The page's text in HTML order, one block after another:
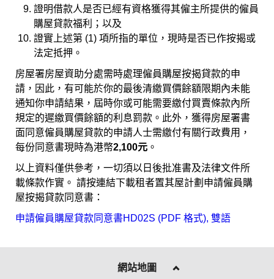
證明借款人是否已經有資格獲得其僱主所提供的僱員
購屋貸款福利；以及
證實上述第 (1) 項所指的單位，現時是否已作按揭或
法定抵押。
房屋署房屋資助分處需時處理僱員購屋按揭貸款的申
請，因此，有可能於你的最後清繳買價餘額限期內未能
通知你申請結果，屆時你或可能需要繳付買賣條款內所
規定的遲繳買價餘額的利息罰款。此外，獲得房屋署書
面同意僱員購屋貸款的申請人士需繳付有關行政費用，
每份同意書現時為港幣2,100元 。
以上資料僅供參考，一切須以日後批准書及法律文件所
載條款作實。 請按連結下載租者置其屋計劃申請僱員購
屋按揭貸款同意書：
申請僱員購屋貸款同意書HD02S (PDF 格式), 雙語
網站地圖